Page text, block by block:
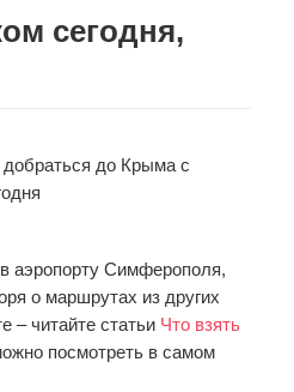
сегодня,
аэропорту Симферополя,
о маршрутах из других
– читайте статьи Что взять
посмотреть в самом